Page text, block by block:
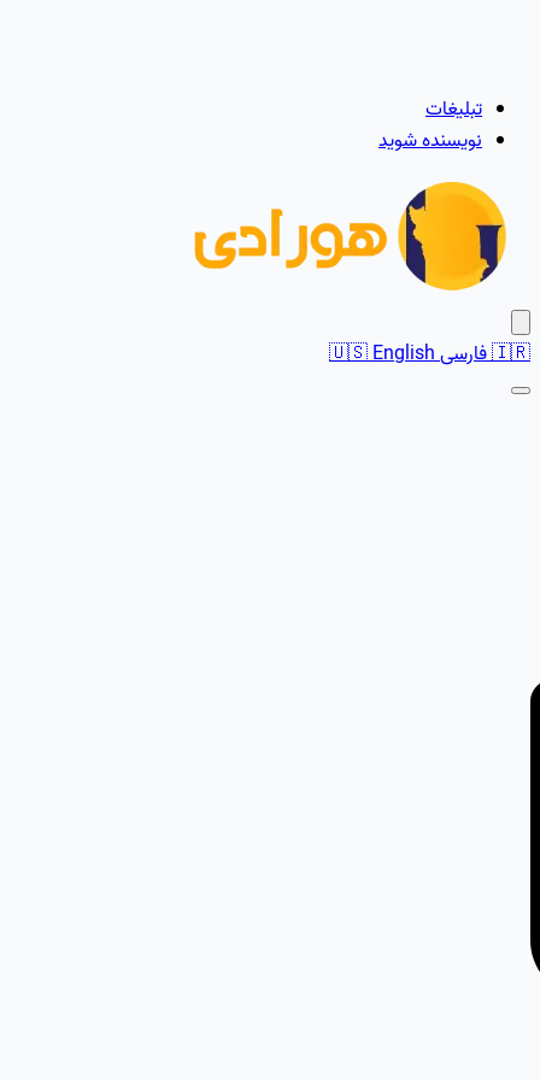
تبلیغات
نویسنده شوید
🇮🇷فارسی 🇺🇸English